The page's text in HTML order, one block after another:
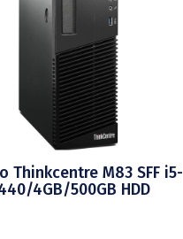
Thinkcentre M83 SFF i5-
4GB/500GB HDD